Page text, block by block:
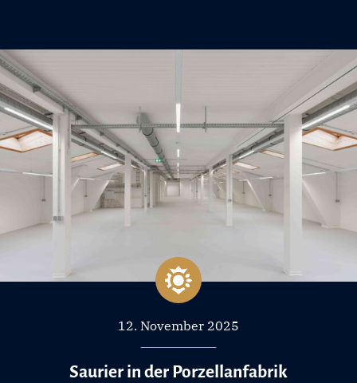
12. November 2025
Saurier in der Porzellanfabrik